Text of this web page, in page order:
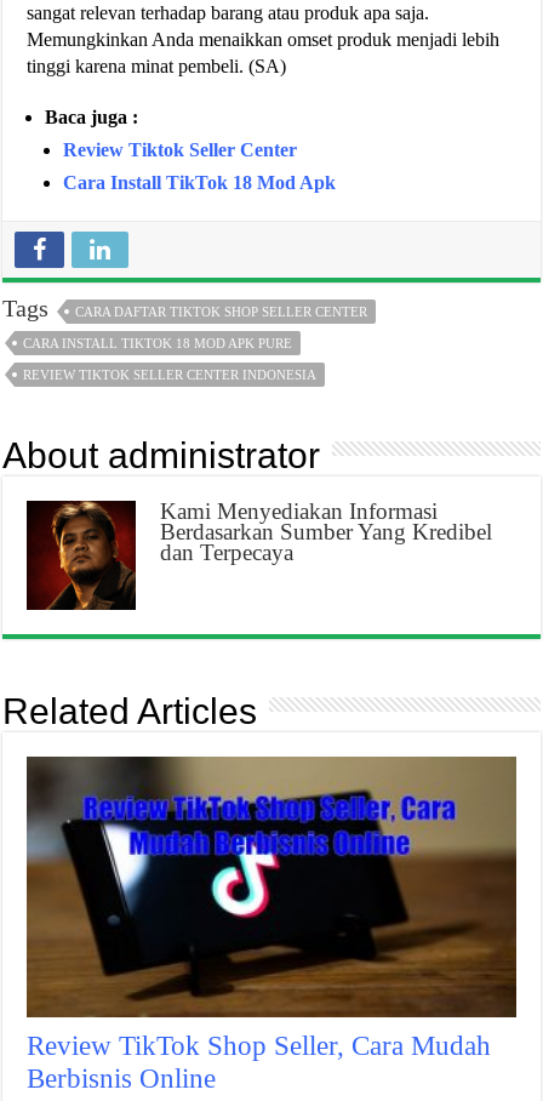
sangat relevan terhadap barang atau produk apa saja.
Memungkinkan Anda menaikkan omset produk menjadi lebih
tinggi karena minat pembeli. (SA)
Baca juga :
Review Tiktok Seller Center
Cara Install TikTok 18 Mod Apk
Tags CARA DAFTAR TIKTOK SHOP SELLER CENTER
CARA INSTALL TIKTOK 18 MOD APK PURE
REVIEW TIKTOK SELLER CENTER INDONESIA
About administrator
Kami Menyediakan Informasi
Berdasarkan Sumber Yang Kredibel
dan Terpecaya
Related Articles
Review TikTok Shop Seller, Cara Mudah
Berbisnis Online